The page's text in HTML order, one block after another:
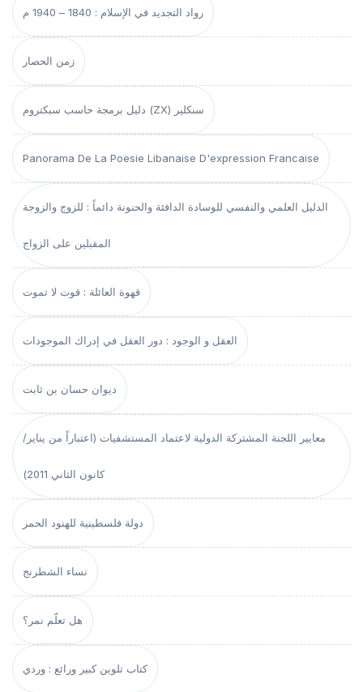
رواد التجديد في الإسلام : 1840 – 1940 م
زمن الحصار
دليل برمجة حاسب سبكتروم (ZX) سنكلير
Panorama De La Poesie Libanaise D'expression Francaise
الدليل العلمي والنفسي للوسادة الدافئة والحنونة دائماً : للزوج والزوجة
المقبلين على الزواج
قهوة العائلة : قوت لا تموت
العقل و الوجود : دور العقل في إدراك الموجودات
ديوان حسان بن ثابت
معايير اللجنة المشتركة الدولية لاعتماد المستشفيات (اعتباراً من يناير/
كانون الثاني 2011)
دولة فلسطينية للهنود الحمر
نساء الشطرنج
هل تعلّم نمر؟
كتاب تلوين كبير ورائع : وردي